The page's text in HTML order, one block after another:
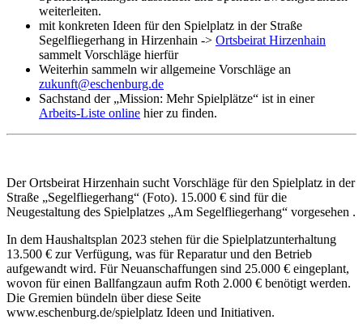
weiterleiten.
mit konkreten Ideen für den Spielplatz in der Straße
Segelfliegerhang in Hirzenhain -> Ortsbeirat Hirzenhain
sammelt Vorschläge hierfür
Weiterhin sammeln wir allgemeine Vorschläge an
zukunft@eschenburg.de
Sachstand der „Mission: Mehr Spielplätze“ ist in einer
Arbeits-Liste online hier zu finden.
Der Ortsbeirat Hirzenhain sucht Vorschläge für den Spielplatz in der
Straße „Segelfliegerhang“ (Foto). 15.000 € sind für die
Neugestaltung des Spielplatzes „Am Segelfliegerhang“ vorgesehen .
In dem Haushaltsplan 2023 stehen für die Spielplatzunterhaltung
13.500 € zur Verfügung, was für Reparatur und den Betrieb
aufgewandt wird. Für Neuanschaffungen sind 25.000 € eingeplant,
wovon für einen Ballfangzaun aufm Roth 2.000 € benötigt werden.
Die Gremien bündeln über diese Seite
www.eschenburg.de/spielplatz Ideen und Initiativen.